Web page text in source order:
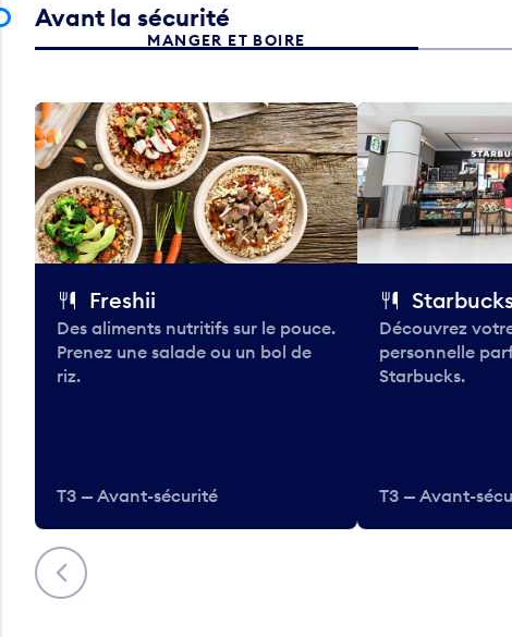
Avant la sécurité
MANGER ET BOIRE
Précédent
Freshii
Des aliments nutritifs sur le pouce.
Prenez une salade ou un bol de
riz.
T3 — Avant-sécurité
Découvrez
personnelle
Starbucks.
T3 — Avant-